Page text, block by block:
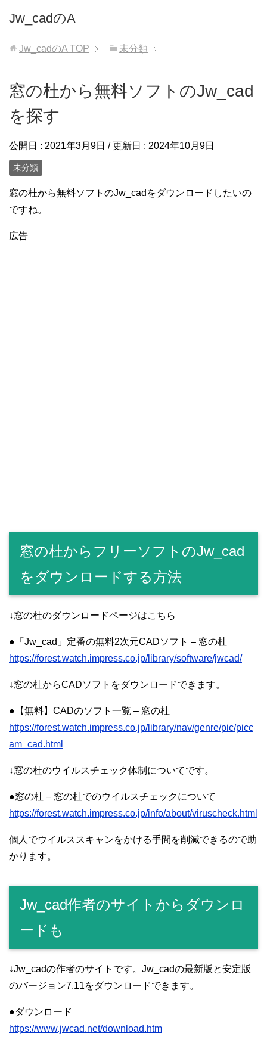
Jw_cadのA
Jw_cadのA TOP 未分類
窓の杜から無料ソフトのJw_cad
を探す
公開日 : 2021年3月9日 / 更新日 : 2024年10月9日
未分類
窓の杜から無料ソフトのJw_cadをダウンロードしたいの
ですね。
広告
窓の杜からフリーソフトのJw_cad
をダウンロードする方法
↓窓の杜のダウンロードページはこちら
●「Jw_cad」定番の無料2次元CADソフト – 窓の杜
https://forest.watch.impress.co.jp/library/software/jwcad/
↓窓の杜からCADソフトをダウンロードできます。
●【無料】CADのソフト一覧 – 窓の杜
https://forest.watch.impress.co.jp/library/nav/genre/pic/picc
am_cad.html
↓窓の杜のウイルスチェック体制についてです。
●窓の杜 – 窓の杜でのウイルスチェックについて
https://forest.watch.impress.co.jp/info/about/viruscheck.html
個人でウイルススキャンをかける手間を削減できるので助
かります。
Jw_cad作者のサイトからダウンロ
ードも
↓Jw_cadの作者のサイトです。Jw_cadの最新版と安定版
のバージョン7.11をダウンロードできます。
●ダウンロード
https://www.jwcad.net/download.htm